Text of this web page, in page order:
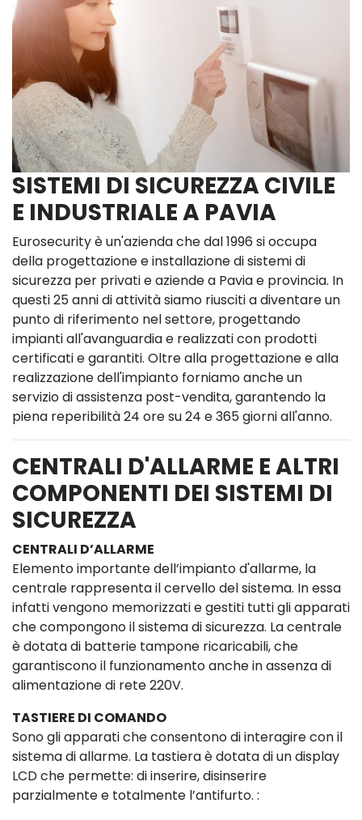
SISTEMI DI SICUREZZA CIVILE
E INDUSTRIALE A PAVIA
Eurosecurity è un'azienda che dal 1996 si occupa
della progettazione e installazione di sistemi di
sicurezza per privati e aziende a Pavia e provincia. In
questi 25 anni di attività siamo riusciti a diventare un
punto di riferimento nel settore, progettando
impianti all'avanguardia e realizzati con prodotti
certificati e garantiti. Oltre alla progettazione e alla
realizzazione dell'impianto forniamo anche un
servizio di assistenza post-vendita, garantendo la
piena reperibilità 24 ore su 24 e 365 giorni all'anno.
CENTRALI D'ALLARME E ALTRI
COMPONENTI DEI SISTEMI DI
SICUREZZA
CENTRALI D’ALLARME
Elemento importante dell’impianto d'allarme, la
centrale rappresenta il cervello del sistema. In essa
infatti vengono memorizzati e gestiti tutti gli apparati
che compongono il sistema di sicurezza. La centrale
è dotata di batterie tampone ricaricabili, che
garantiscono il funzionamento anche in assenza di
alimentazione di rete 220V.
TASTIERE DI COMANDO
Sono gli apparati che consentono di interagire con il
sistema di allarme. La tastiera è dotata di un display
LCD che permette: di inserire, disinserire
parzialmente e totalmente l’antifurto. :